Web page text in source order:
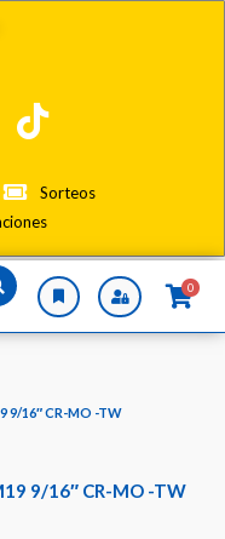
Sorteos
0
9/16″ CR-MO -TW
9/16″ CR-MO -TW